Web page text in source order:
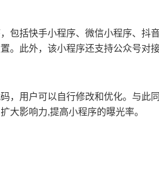
包括快手小程序、微信小程序、抖
。此外，该小程序还支持公众号对
，用户可以自行修改和优化。与此
大影响力,提高小程序的曝光率。